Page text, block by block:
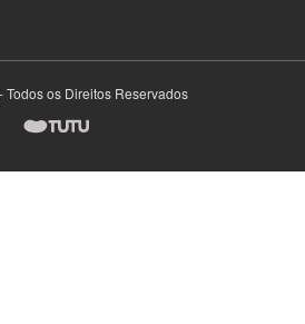
Todos os Direitos Reservados